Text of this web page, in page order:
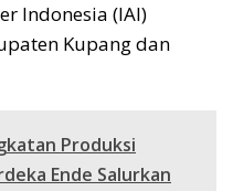
Indonesia (IAI)
Kupang dan
Produksi
Ende Salurkan